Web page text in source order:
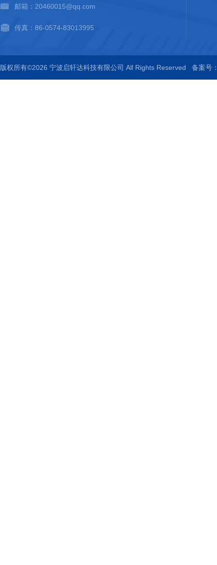
邮箱：20460015@qq.com
传真：86-0574-83013995
版权所有©2026 宁波启轩达科技有限公司 All Rights Reserved 备案号